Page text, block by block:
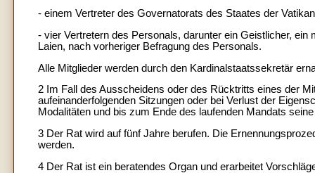
- einem Vertreter des Governatorats des Staates der
- vier Vertretern des Personals, darunter ein Geistlicher,
Laien, nach vorheriger Befragung des Personals.
Alle Mitglieder werden durch den Kardinalstaatssekretär
2 Im Fall des Ausscheidens oder des Rücktritts eines der
aufeinanderfolgenden Sitzungen oder bei Verlust der
Modalitäten und bis zum Ende des laufenden Mandats
3 Der Rat wird auf fünf Jahre berufen. Die
werden.
4 Der Rat ist ein beratendes Organ und erarbeitet